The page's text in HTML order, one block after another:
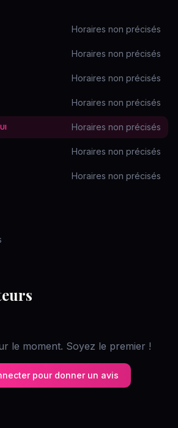
Horaires non précisés
Horaires non précisés
Horaires non précisés
Horaires non précisés
Horaires non précisés
Horaires non précisés
Horaires non précisés
le moment. Soyez le premier !
pour donner un avis